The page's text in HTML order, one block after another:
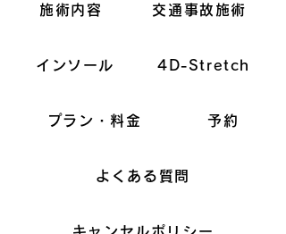
施術内容 交通事故施術
インソール 4D-Stretch
プラン・料金 予約
よくある質問